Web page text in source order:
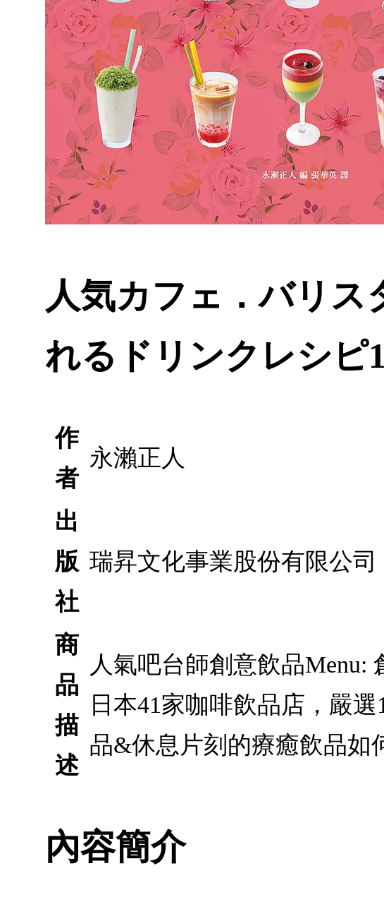
人気カフェ．バリ
れるドリンクレシピ
作
者
永瀨正人
出
版
社
瑞昇文化事業股份有限公司
商
品
描
述
人氣吧台師創意飲品Menu:
日本41家咖啡飲品店，嚴
品&休息片刻的療癒飲品如
內容簡介